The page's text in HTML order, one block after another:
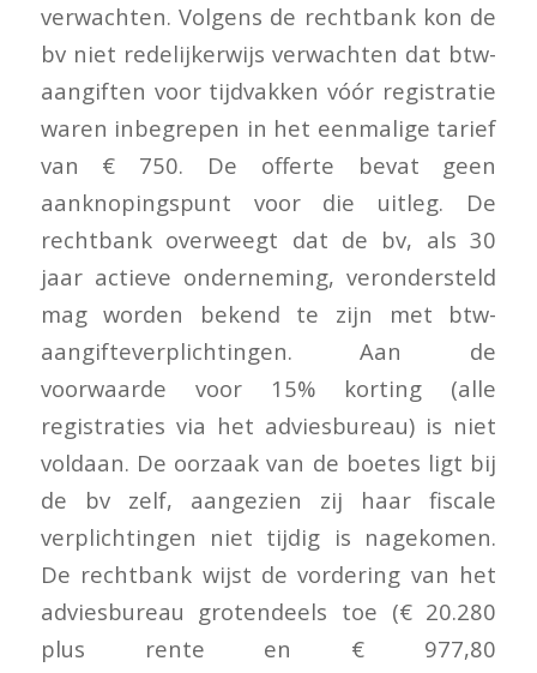
verwachten. Volgens de rechtbank kon de
bv niet redelijkerwijs verwachten dat btw-
aangiften voor tijdvakken vóór registratie
waren inbegrepen in het eenmalige tarief
van € 750. De offerte bevat geen
aanknopingspunt voor die uitleg. De
rechtbank overweegt dat de bv, als 30
jaar actieve onderneming, verondersteld
mag worden bekend te zijn met btw-
aangifteverplichtingen. Aan de
voorwaarde voor 15% korting (alle
registraties via het adviesbureau) is niet
voldaan. De oorzaak van de boetes ligt bij
de bv zelf, aangezien zij haar fiscale
verplichtingen niet tijdig is nagekomen.
De rechtbank wijst de vordering van het
adviesbureau grotendeels toe (€ 20.280
plus rente en € 977,80